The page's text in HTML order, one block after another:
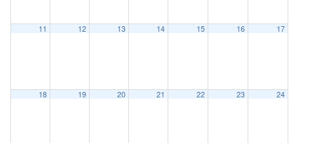
11 12 13 14 15 16 17
18 19 20 21 22 23 24